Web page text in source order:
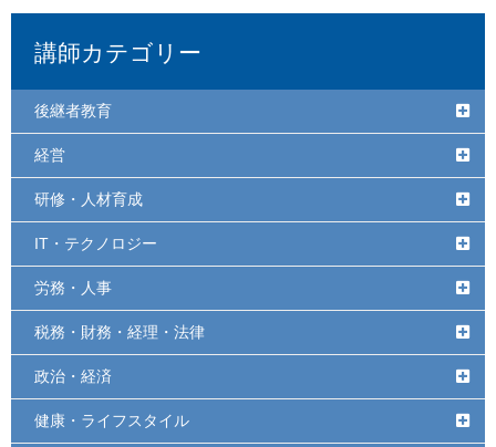
講師カテゴリー
後継者教育
経営
研修・人材育成
IT・テクノロジー
労務・人事
税務・財務・経理・法律
政治・経済
健康・ライフスタイル